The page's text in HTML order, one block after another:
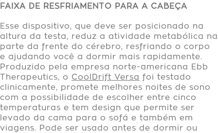
FAIXA DE RESFRIAMENTO PARA A CABEÇA
Esse dispositivo, que deve ser posicionado na
altura da testa, reduz a atividade metabólica na
parte da frente do cérebro, resfriando o corpo
e ajudando você a dormir mais rapidamente.
Produzido pela empresa norte-americana Ebb
Therapeutics, o CoolDrift Versa foi testado
clinicamente, promete melhores noites de sono
com a possibilidade de escolher entre cinco
temperaturas e tem design que permite ser
levado da cama para o sofá e também em
viagens. Pode ser usado antes de dormir ou